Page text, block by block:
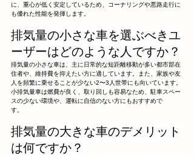
に、重心が低く安定しているため、コーナリングや悪路走行に
も優れた性能を発揮します。
排気量の小さな車を選ぶべきユ
ーザーはどのような人ですか？
排気量の小さな車は、主に日常的な短距離移動が多い都市部在
住者や、維持費を抑えたい方に適しています。また、家族や友
人を頻繁に乗せることが少ない2〜3人世帯にも向いています。
小排気量車は燃費が良く、取り回しも容易なため、駐車スペー
スの少ない環境や、運転に自信のない方にもおすすめで
す。
排気量の大きな車のデメリット
は何ですか？